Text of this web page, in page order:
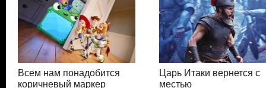
Всем нам понадобится
коричневый маркер
Царь Итаки вернется с
местью